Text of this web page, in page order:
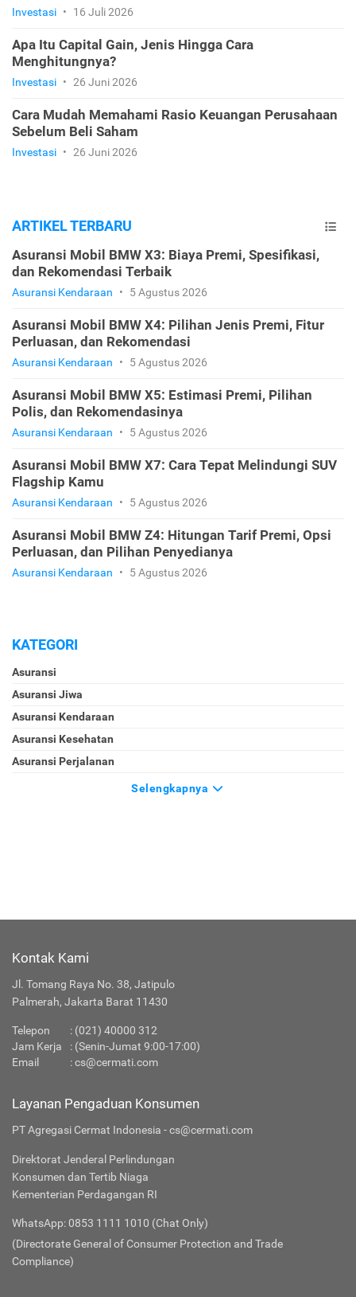
Investasi • 16 Juli 2026
Apa Itu Capital Gain, Jenis Hingga Cara
Menghitungnya?
Investasi • 26 Juni 2026
Cara Mudah Memahami Rasio Keuangan Perusahaan
Sebelum Beli Saham
Investasi • 26 Juni 2026
ARTIKEL TERBARU
Asuransi Mobil BMW X3: Biaya Premi, Spesifikasi,
dan Rekomendasi Terbaik
Asuransi Kendaraan • 5 Agustus 2026
Asuransi Mobil BMW X4: Pilihan Jenis Premi, Fitur
Perluasan, dan Rekomendasi
Asuransi Kendaraan • 5 Agustus 2026
Asuransi Mobil BMW X5: Estimasi Premi, Pilihan
Polis, dan Rekomendasinya
Asuransi Kendaraan • 5 Agustus 2026
Asuransi Mobil BMW X7: Cara Tepat Melindungi SUV
Flagship Kamu
Asuransi Kendaraan • 5 Agustus 2026
Asuransi Mobil BMW Z4: Hitungan Tarif Premi, Opsi
Perluasan, dan Pilihan Penyedianya
Asuransi Kendaraan • 5 Agustus 2026
KATEGORI
Asuransi
Asuransi Jiwa
Asuransi Kendaraan
Asuransi Kesehatan
Asuransi Perjalanan
Selengkapnya
Kontak Kami
Jl. Tomang Raya No. 38, Jatipulo
Palmerah, Jakarta Barat 11430
Telepon : (021) 40000 312
Jam Kerja
: (Senin-Jumat 9:00-17:00)
Email
:cs@cermati.com
Layanan Pengaduan Konsumen
PT Agregasi Cermat Indonesia - cs@cermati.com
Direktorat Jenderal Perlindungan
Konsumen dan Tertib Niaga
Kementerian Perdagangan RI
WhatsApp: 0853 1111 1010 (Chat Only)
(Directorate General of Consumer Protection and Trade
Compliance)